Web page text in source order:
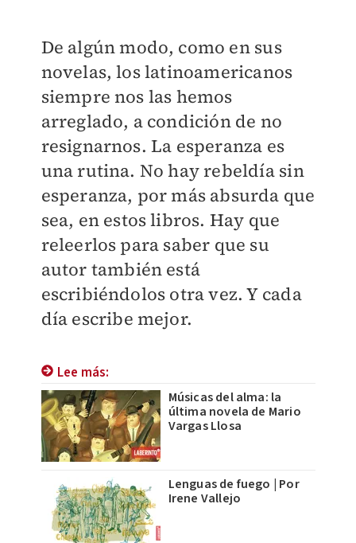
De algún modo, como en sus
novelas, los latinoamericanos
siempre nos las hemos
arreglado, a condición de no
resignarnos. La esperanza es
una rutina. No hay rebeldía sin
esperanza, por más absurda que
sea, en estos libros. Hay que
releerlos para saber que su
autor también está
escribiéndolos otra vez. Y cada
día escribe mejor.
Lee más:
Músicas del alma: la
última novela de Mario
Vargas Llosa
Lenguas de fuego | Por
Irene Vallejo